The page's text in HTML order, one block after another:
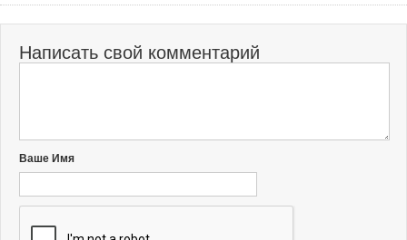
Написать свой комментарий
Ваше Имя